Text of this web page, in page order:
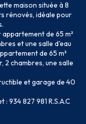
maison située à 8
rénovés, idéale pour
de 65 m²
et une salle d'eau
de 65 m²
2 chambres, une salle
et garage de 40
934 827 981 R.S.A.C